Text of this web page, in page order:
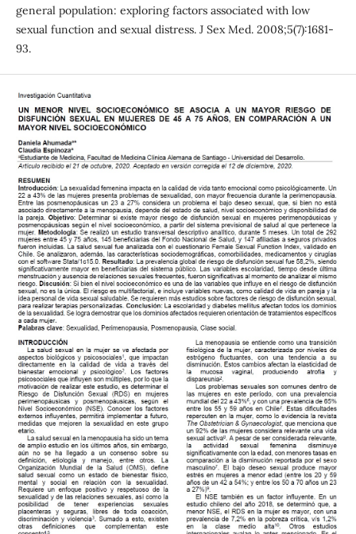
general population: exploring factors associated with low
sexual function and sexual distress. J Sex Med. 2008;5(7):1681-
93.